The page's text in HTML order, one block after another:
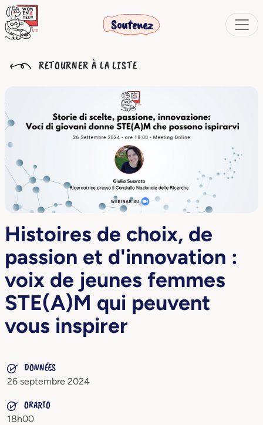
Soutenez
RETOURNER À LA LISTE
Histoires de choix, de
passion et d'innovation :
voix de jeunes femmes
STE(A)M qui peuvent
vous inspirer
DONNÉES
26 septembre 2024
ORARIO
18h00